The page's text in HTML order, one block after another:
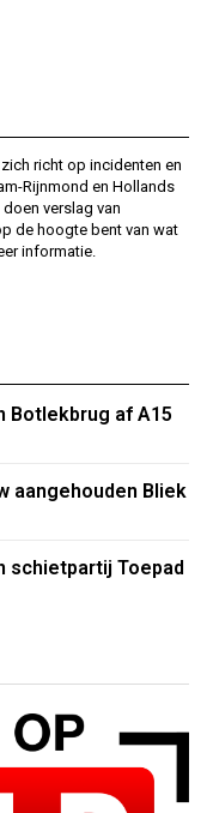
richt op incidenten en
Rijnmond en Hollands
verslag van
de hoogte bent van wat
informatie.
Botlekbrug af A15
aangehouden Bliek
schietpartij Toepad